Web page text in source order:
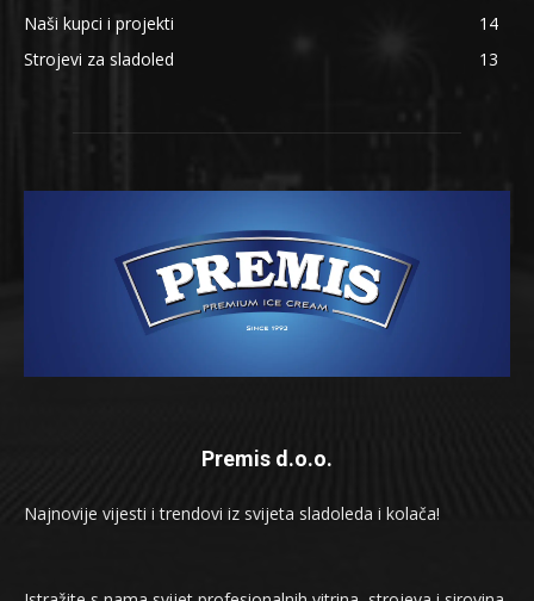
Naši kupci i projekti
14
Strojevi za sladoled
13
Premis d.o.o.
Najnovije vijesti i trendovi iz svijeta sladoleda i kolača!